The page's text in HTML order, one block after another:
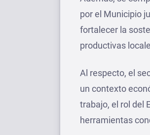
por el Municipio
fortalecer la
productivas
Al respecto, el
un contexto
trabajo, el rol del
herramientas